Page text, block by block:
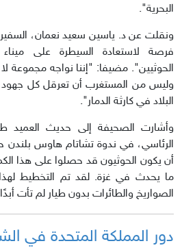
البحرية".
ونقلت عن د. ياسين سعيد نعمان،
فرصة لاستعادة السيطرة على ميناء
الحوثيين". مضيفا: "إننا نواجه مجموعة
وليس من المستغرب أن تعرقل كل جهود
البلاد في كارثة الدمار".
وأشارت الصحيفة إلى حديث
الرئاسي، في ندوة تشاتام هاوس
أن يكون الحوثيون قد حصلوا على هذا
ما يحدث في غزة. لقد تم التخطيط
الصواريخ والطائرات بدون طيار لم تأت
دور المملكة المتحدة في